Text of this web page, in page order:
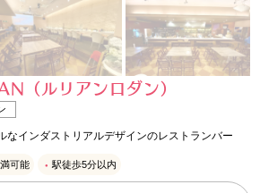
ルリアンロダン）
なインダストリアルデザインのレストランバー
可能 駅徒歩5分以内